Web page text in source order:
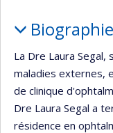
Biographie
La Dre Laura
maladies externes,
de clinique
Dre Laura Segal a
résidence en